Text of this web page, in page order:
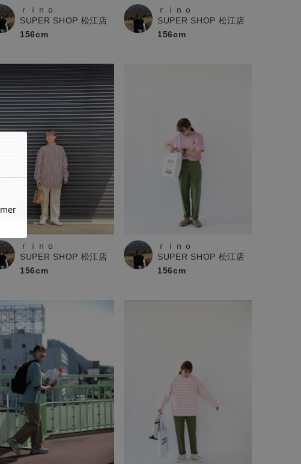
ｒｉｎｏ
SUPER SHOP 松江店
156cm
ｒｉｎｏ
SUPER SHOP 松江店
156cm
ｒｉｎｏ
SUPER SHOP 松江店
156cm
ｒｉｎｏ
SUPER SHOP 松江店
156cm